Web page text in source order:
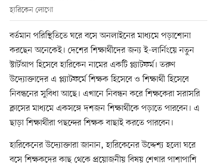
হারিকেন লোগো
বর্তমান পরিস্থিতিতে ঘরে বসে অনলাইনের মাধ্যমে পড়াশোনা
করছেন অনেকেই। দেশের শিক্ষার্থীদের জন্য ই-লার্নিংয়ে নতুন
স্টার্টআপ হিসেবে হারিকেন নামের একটি প্ল্যাটফর্ম। তরুণ
উদ্যোক্তাদের এ প্ল্যাটফর্মে শিক্ষক হিসেবে ও শিক্ষার্থী হিসেবে
নিবন্ধনের সুবিধা আছে। এখানে নিবন্ধন করে শিক্ষকেরা সরাসরি
ক্লাসের মাধ্যমে একসঙ্গে দশজন শিক্ষার্থীকে পড়াতে পারবেন। এ
ছাড়া শিক্ষার্থীরা পছন্দের শিক্ষক বাছাই করতে পারবেন।
হারিকেনের উদ্যোক্তারা জানান, হারিকেনের উদ্দেশ্য হলো ঘরে
বসে শিক্ষকদের কাছ থেকে প্রয়োজনীয় বিষয় শেখার পাশাপাশি